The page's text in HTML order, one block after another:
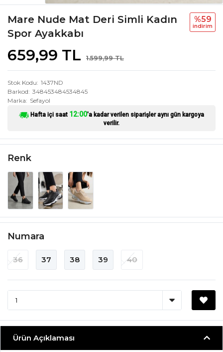
Mare Nude Mat Deri Simli Kadın
Spor Ayakkabı
659,99 TL 1.599,99 TL
%59
i̇ndi̇ri̇m
Stok Kodu 1437ND
Barkod 348453484534845
Marka
Sefayol
Hafta içi saat 12:00'a kadar verilen siparişler aynı gün kargoya
verilir.
Renk
Numara
36 37 38 39 40
Ürün Açıklaması